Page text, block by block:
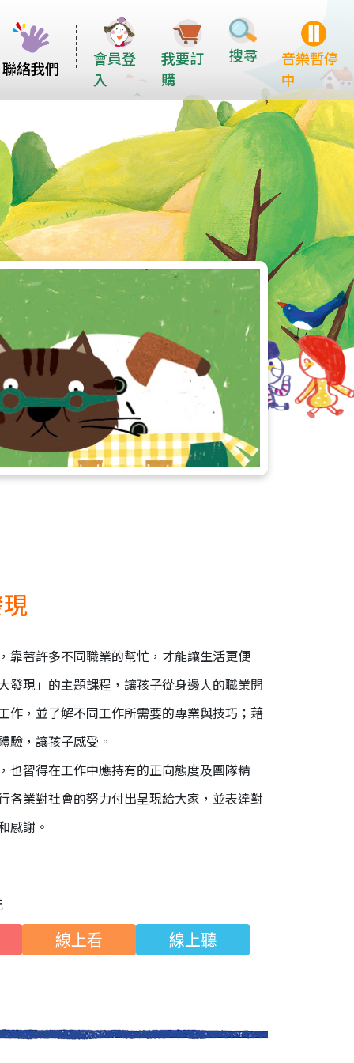
會員登
入
我要訂
購
搜尋
音樂暫停
中
聯絡我們
靠著許多不同職業的幫忙，才能讓生活更便
發現」的主題課程，讓孩子從身邊人的職業開
作，並了解不同工作所需要的專業與技巧；藉
驗，讓孩子感受。
也習得在工作中應持有的正向態度及團隊精
各業對社會的努力付出呈現給大家，並表達對
感謝。
線上看 線上聽